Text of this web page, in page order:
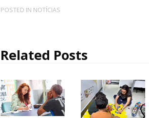
c
e
k
i
t
m
p
i
a
r
POSTED IN NOTÍCIAS
Related Posts